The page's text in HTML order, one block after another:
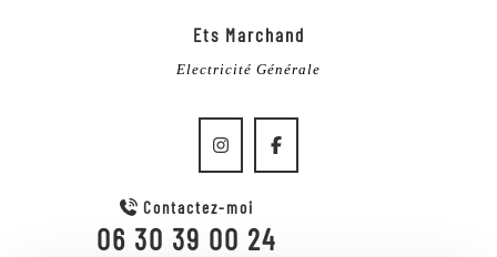
Ets Marchand
Electricité Générale
Contactez-moi
06 30 39 00 24